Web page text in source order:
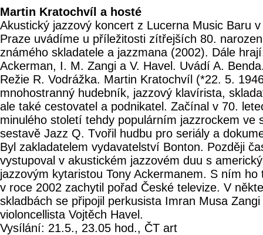
Martin Kratochvíl a hosté
Akustický jazzový koncert z Lucerna Music Baru v
Praze uvádíme u příležitosti zítřejších 80.
známého skladatele a jazzmana (2002). Dále
Ackerman, I. M. Zangi a V. Havel. Uvádí A.
Režie R. Vodrážka. Martin Kratochvíl (*22. 5.
mnohostranný hudebník, jazzový klavírista,
ale také cestovatel a podnikatel. Začínal v 70.
minulého století tehdy populárním jazzrockem ve
sestavě Jazz Q. Tvořil hudbu pro seriály a
Byl zakladatelem vydavatelství Bonton. Později
vystupoval v akustickém jazzovém duu s
jazzovým kytaristou Tony Ackermanem. S ním ho
v roce 2002 zachytil pořad České televize. V
skladbách se připojil perkusista Imran Musa Zangi
violoncellista Vojtěch Havel.
Vysílání: 21.5., 23.05 hod., ČT art